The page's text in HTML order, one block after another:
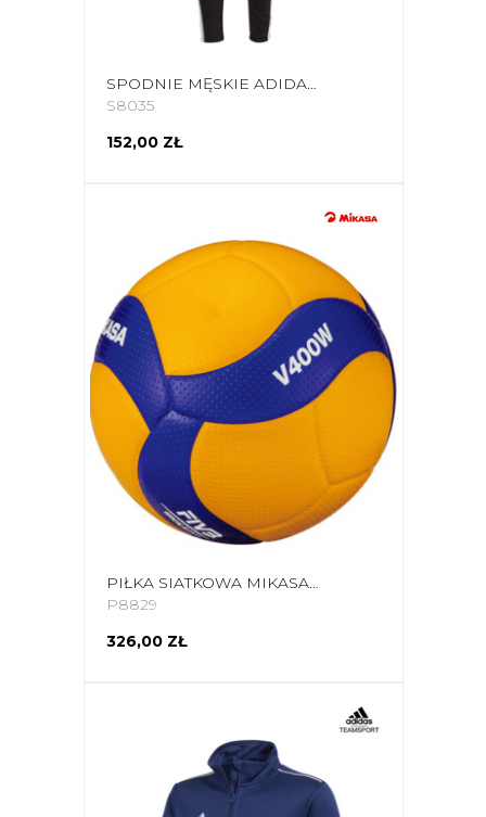
SPODNIE MĘSKIE ADIDAS SQUADRA 21 TRAINING PANTY CZARNE GK9545
S8035
152,00 ZŁ
PIŁKA SIATKOWA MIKASA V400W ŻÓŁTO-NIEBIESKA
P8829
326,00 ZŁ